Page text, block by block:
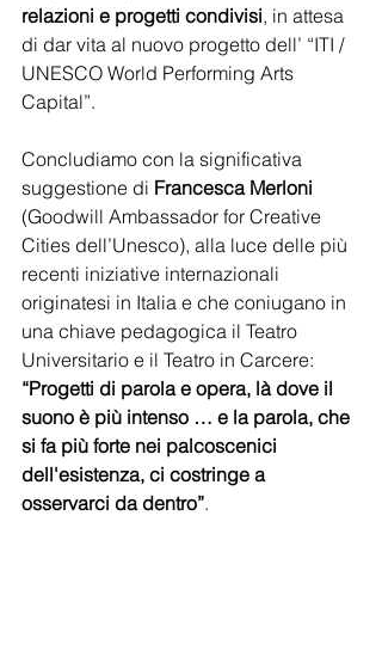
relazioni e progetti condivisi, in attesa
di dar vita al nuovo progetto dell’ “ITI /
UNESCO World Performing Arts
Capital”.
Concludiamo con la significativa
suggestione di Francesca Merloni
(Goodwill Ambassador for Creative
Cities dell’Unesco), alla luce delle più
recenti iniziative internazionali
originatesi in Italia e che coniugano in
una chiave pedagogica il Teatro
Universitario e il Teatro in Carcere:
“Progetti di parola e opera, là dove il
suono è più intenso … e la parola, che
si fa più forte nei palcoscenici
dell'esistenza, ci costringe a
osservarci da dentro”.